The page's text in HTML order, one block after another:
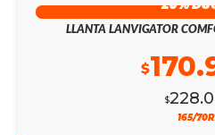
25%
LLANTA LANVIGATOR
$
$
165/